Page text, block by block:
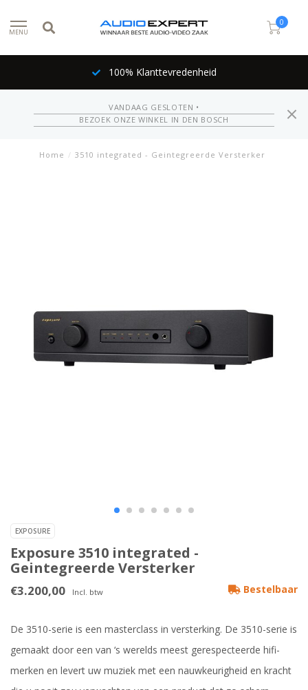
MENU
0
100% Klanttevredenheid
VANDAAG GESLOTEN •
BEZOEK ONZE WINKEL IN DEN BOSCH
Home / 3510 integrated - Geintegreerde Versterker
EXPOSURE
Exposure 3510 integrated -
Geintegreerde Versterker
€3.200,00 Incl. btw Bestelbaar
De 3510-serie is een masterclass in versterking. De 3510-serie is
gemaakt door een van ‘s werelds meest gerespecteerde hifi-
merken en levert uw muziek met een nauwkeurigheid en kracht